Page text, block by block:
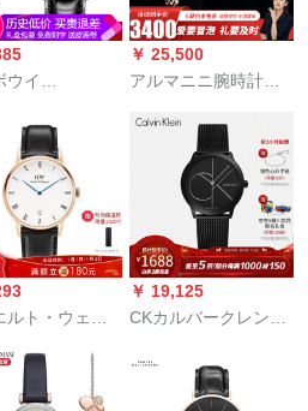
ウイ
牛革ベト全自
時計ファ·ショ
マルチ男性表
ールド強化版
ク·ベル生涯保
￥ 25,500
アルマニニ腕時計女
満天星腕時計クウォ
ーウォートオミ流行
軽豪華ギフトセト
80035(満天星帯ピア
ス)
ルト・ウェル
文字盘ゴン
ベル超薄型女
￥ 19,125
CKカルバークレン
黒盘男同款クウォー
腕时计K 3 M 5245 X